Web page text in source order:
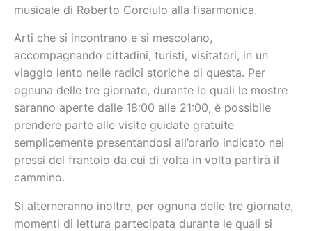
musicale di Roberto Corciulo alla fisarmonica.
Arti che si incontrano e si mescolano,
accompagnando cittadini, turisti, visitatori, in un
viaggio lento nelle radici storiche di questa. Per
ognuna delle tre giornate, durante le quali le mostre
saranno aperte dalle 18:00 alle 21:00, è possibile
prendere parte alle visite guidate gratuite
semplicemente presentandosi all’orario indicato nei
pressi del frantoio da cui di volta in volta partirà il
cammino.
Si alterneranno inoltre, per ognuna delle tre giornate,
momenti di lettura partecipata durante le quali si